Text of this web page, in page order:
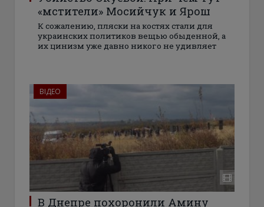
«мстители» Мосийчук и Ярош
К сожалению, пляски на костях стали для
украинских политиков вещью обыденной, а
их цинизм уже давно никого не удивляет
ВІДЕО
В Днепре похоронили Амину